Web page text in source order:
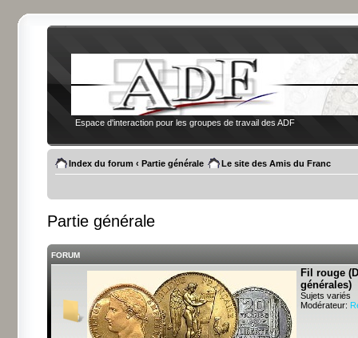
Espace d'interaction pour les groupes de travail des ADF
Index du forum ‹ Partie générale Le site des Amis du Franc
Partie générale
FORUM
Fil rouge
générales)
Sujets variés
Modérateur: